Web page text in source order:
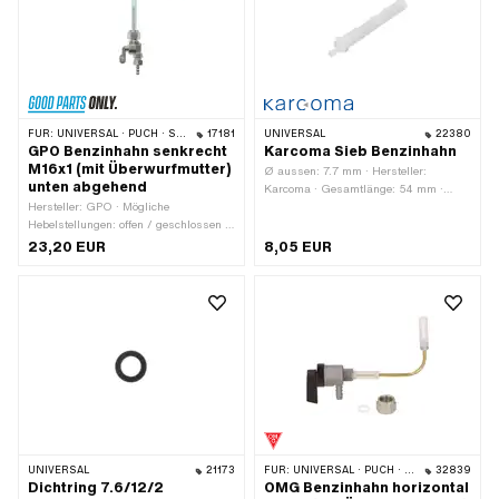
FÜR: UNIVERSAL · PUCH · SACHS 17181
GPO Benzinhahn senkrecht
M16x1 (mit Überwurfmutter)
unten abgehend
Hersteller: GPO · Mögliche
Hebelstellungen: offen / geschlossen /
Reserve · Material Hebel: Metall ·
Einbaurichtung: senkrecht / vertikal ·
Befestigungsart: Überwurfmutter ·
Gewindeart: MF16x1 (Feingewinde) ·
Höhe Reservestand: 90 mm
23,20 EUR
UNIVERSAL 22380
Karcoma Sieb Benzinhahn
Ø aussen: 7.7 mm · Hersteller:
Karcoma · Gesamtlänge: 54 mm ·
8,05 EUR
UNIVERSAL 21173
Dichtring 7.6/12/2
FÜR: UNIVERSAL · PUCH · PIAGGIO 32839
OMG Benzinhahn horizontal